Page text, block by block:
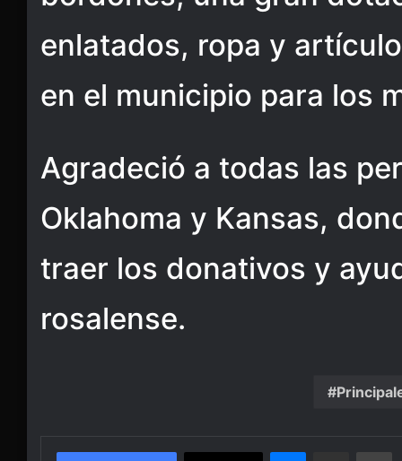
enlatados, ropa y
en el municipio para los
Agradeció a todas las
Oklahoma y Kansas,
traer los donativos y
rosalense.
Messenger
Share via Email